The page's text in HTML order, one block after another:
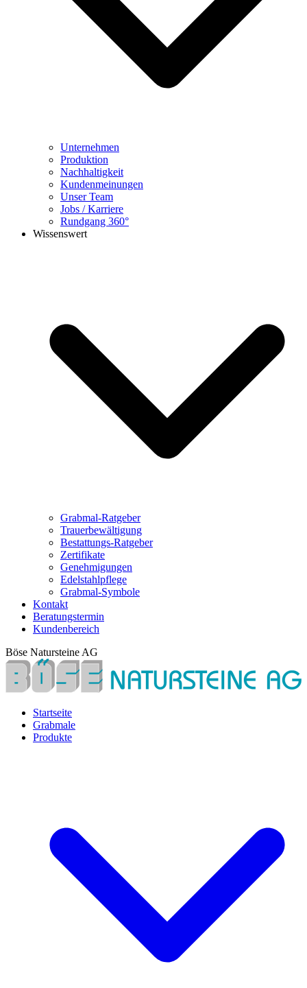
Unternehmen
Produktion
Nachhaltigkeit
Kundenmeinungen
Unser Team
Jobs / Karriere
Rundgang 360°
Wissenswert
Grabmal-Ratgeber
Trauerbewältigung
Bestattungs-Ratgeber
Zertifikate
Genehmigungen
Edelstahlpflege
Grabmal-Symbole
Kontakt
Beratungstermin
Kundenbereich
Böse Natursteine AG
Startseite
Grabmale
Produkte